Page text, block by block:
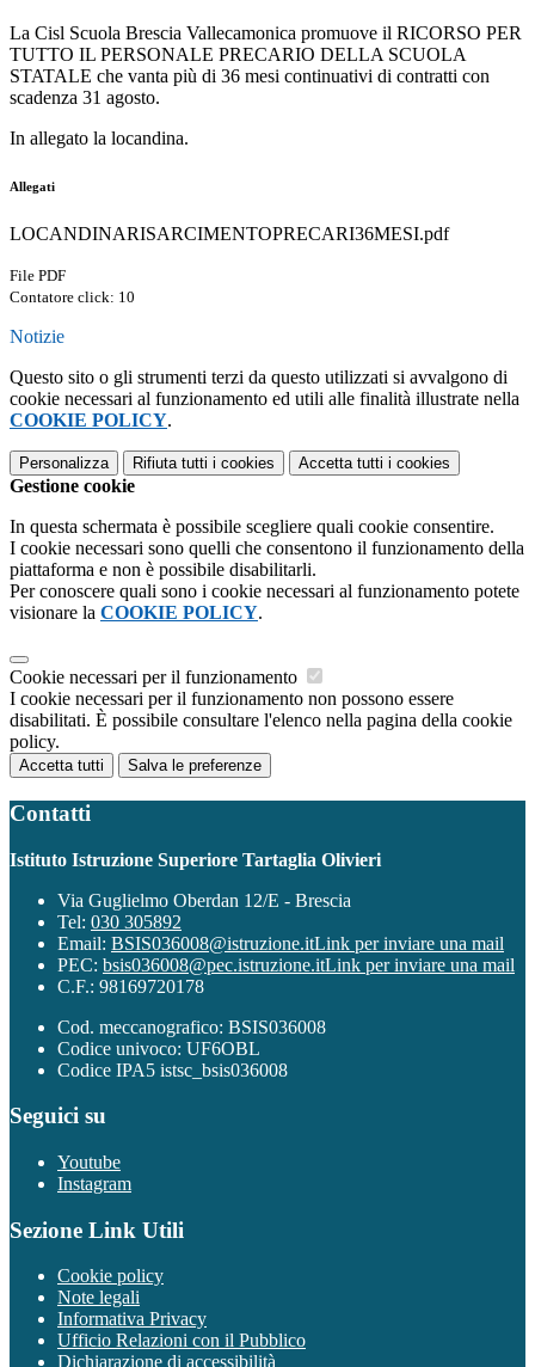
La Cisl Scuola Brescia Vallecamonica promuove il RICORSO PER
TUTTO IL PERSONALE PRECARIO DELLA SCUOLA
STATALE che vanta più di 36 mesi continuativi di contratti con
scadenza 31 agosto.
In allegato la locandina.
Allegati
LOCANDINARISARCIMENTOPRECARI36MESI.pdf
File PDF
Contatore click: 10
Notizie
Questo sito o gli strumenti terzi da questo utilizzati si avvalgono di
cookie necessari al funzionamento ed utili alle finalità illustrate nella
COOKIE POLICY.
Personalizza Rifiuta tutti i cookies Accetta tutti i cookies
Gestione cookie
In questa schermata è possibile scegliere quali cookie consentire.
I cookie necessari sono quelli che consentono il funzionamento della
piattaforma e non è possibile disabilitarli.
Per conoscere quali sono i cookie necessari al funzionamento potete
visionare la COOKIE POLICY.
Cookie necessari per il funzionamento
I cookie necessari per il funzionamento non possono essere
disabilitati. È possibile consultare l'elenco nella pagina della cookie
policy.
Accetta tutti Salva le preferenze
Contatti
Istituto Istruzione Superiore Tartaglia Olivieri
Via Guglielmo Oberdan 12/E - Brescia
Tel: 030 305892
Email: BSIS036008@istruzione.itLink per inviare una mail
PEC: bsis036008@pec.istruzione.itLink per inviare una mail
C.F.: 98169720178
Cod. meccanografico: BSIS036008
Codice univoco: UF6OBL
Codice IPA5 istsc_bsis036008
Seguici su
Youtube
Instagram
Sezione Link Utili
Cookie policy
Note legali
Informativa Privacy
Ufficio Relazioni con il Pubblico
Dichiarazione di accessibilità